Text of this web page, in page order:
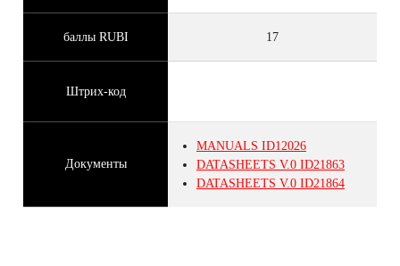
баллы RUBI 17
Штрих-код
Документы
MANUALS ID12026
DATASHEETS V.0 ID21863
DATASHEETS V.0 ID21864